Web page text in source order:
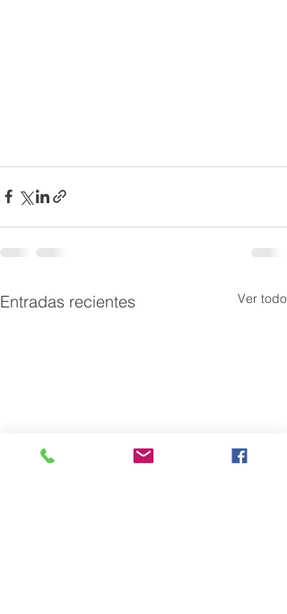
Entradas recientes Ver todo